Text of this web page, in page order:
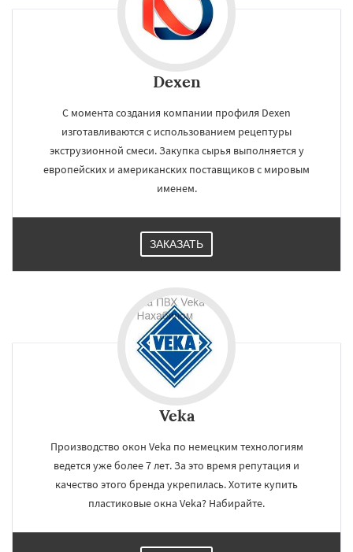
Dexen
С момента создания компании профиля Dexen
изготавливаются с использованием рецептуры
экструзионной смеси. Закупка сырья выполняется у
европейских и американских поставщиков с мировым
именем.
ЗАКАЗАТЬ
Veka
Производство окон Veka по немецким технологиям
ведется уже более 7 лет. За это время репутация и
качество этого бренда укрепилась. Хотите купить
пластиковые окна Veka? Набирайте.